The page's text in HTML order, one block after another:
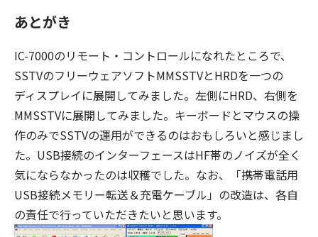
あとがき
IC-7000のリモート・コントロールになれたところで、
SSTVのフリーウェアソフトMMSSTVとHRDを一つの
ディスプレイに展開してみました。左側にHRD、右側を
MMSSTVに展開してみました。キーボードとマウスの操
作のみでSSTVの運用ができるのはおもしろいと感じまし
た。USB接続のインターフェースはHF帯のノイズが全く
気にならなかったのは収穫でした。なお、「携帯電話用
USB接続メモリー転送＆充電ケーブル」の改造は、各自
の責任で行っていただきたいと思います。